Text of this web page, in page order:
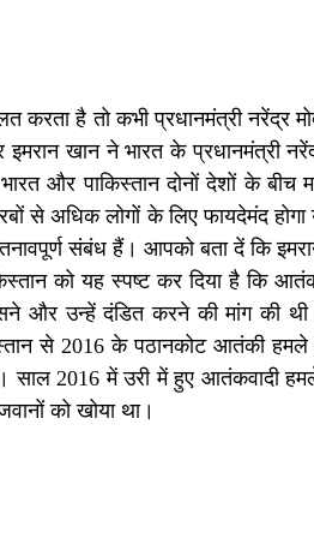
करता है तो कभी प्रधानमंत्री नरेंद्र
खान ने भारत के प्रधानमंत्री
और पाकिस्तान दोनों देशों के
से अधिक लोगों के लिए फायदेमंद
संबंध हैं। आपको बता दें कि
को यह स्पष्ट कर दिया है कि
और उन्हें दंडित करने की मांग की
से 2016 के पठानकोट आतंकी हमले
साल 2016 में उरी में हुए आतंकवादी
को खोया था।